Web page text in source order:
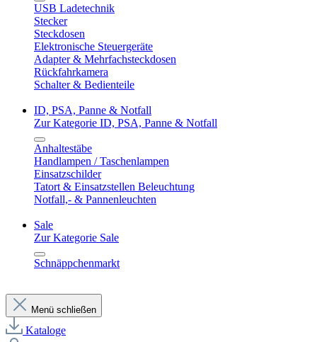
USB Ladetechnik
Stecker
Steckdosen
Elektronische Steuergeräte
Adapter & Mehrfachsteckdosen
Rückfahrkamera
Schalter & Bedienteile
ID, PSA, Panne & Notfall
Zur Kategorie ID, PSA, Panne & Notfall
Anhaltestäbe
Handlampen / Taschenlampen
Einsatzschilder
Tatort & Einsatzstellen Beleuchtung
Notfall,- & Pannenleuchten
Sale
Zur Kategorie Sale
Schnäppchenmarkt
Menü schließen
Kataloge